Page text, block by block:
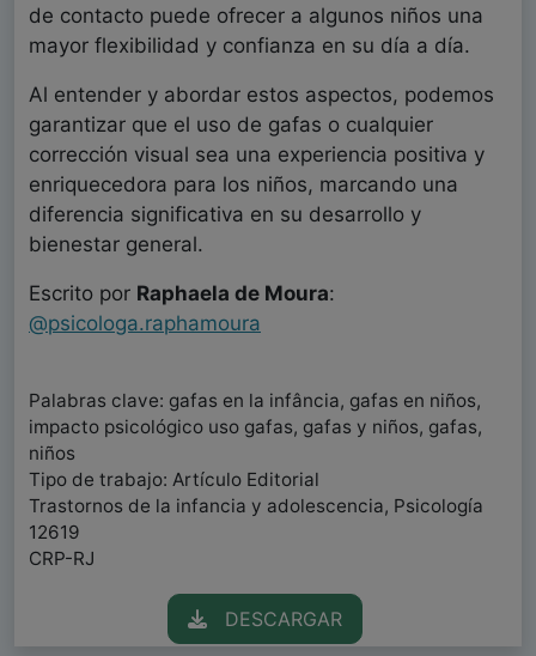
de contacto puede ofrecer a algunos niños una
mayor flexibilidad y confianza en su día a día.
Al entender y abordar estos aspectos, podemos
garantizar que el uso de gafas o cualquier
corrección visual sea una experiencia positiva y
enriquecedora para los niños, marcando una
diferencia significativa en su desarrollo y
bienestar general.
Escrito por Raphaela de Moura:
@psicologa.raphamoura
Palabras clave: gafas en la infância, gafas en niños,
impacto psicológico uso gafas, gafas y niños, gafas,
niños
Tipo de trabajo: Artículo Editorial
Trastornos de la infancia y adolescencia, Psicología
12619
CRP-RJ
DESCARGAR